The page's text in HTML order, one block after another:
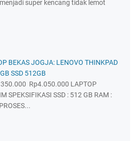
super kencang tidak lemot
BEKAS JOGJA: LENOVO THINKPAD
SSD 512GB
Rp4.050.000 LAPTOP
SPEKSIFIKASI SSD : 512 GB RAM :